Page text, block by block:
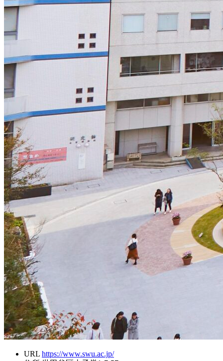
URL https://www.swu.ac.jp/